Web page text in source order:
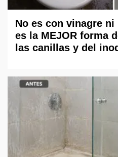
No es con vinagre
es la MEJOR forma
las canillas y del